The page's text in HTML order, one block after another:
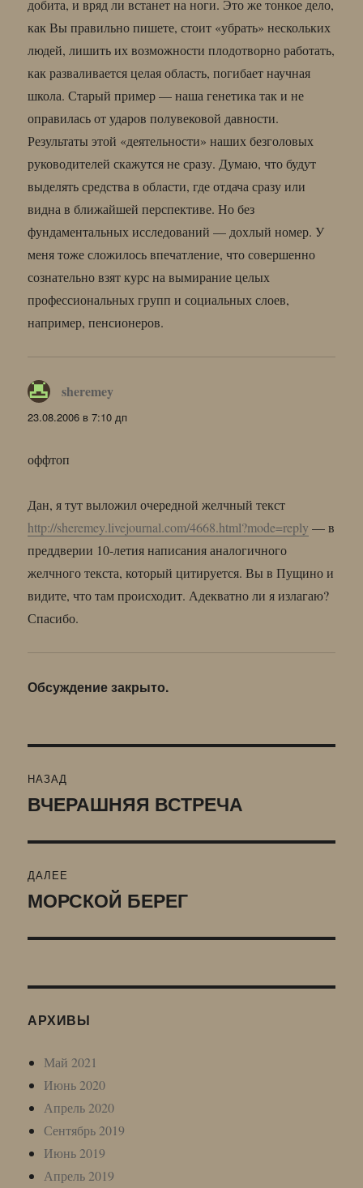
добита, и вряд ли встанет на ноги. Это же тонкое дело,
как Вы правильно пишете, стоит «убрать» нескольких
людей, лишить их возможности плодотворно работать,
как разваливается целая область, погибает научная
школа. Старый пример — наша генетика так и не
оправилась от ударов полувековой давности.
Результаты этой «деятельности» наших безголовых
руководителей скажутся не сразу. Думаю, что будут
выделять средства в области, где отдача сразу или
видна в ближайшей перспективе. Но без
фундаментальных исследований — дохлый номер. У
меня тоже сложилось впечатление, что совершенно
сознательно взят курс на вымирание целых
профессиональных групп и социальных слоев,
например, пенсионеров.
sheremey
23.08.2006 в 7:10 дп
оффтоп
Дан, я тут выложил очередной желчный текст
http://sheremey.livejournal.com/4668.html?mode=reply — в
преддверии 10-летия написания аналогичного
желчного текста, который цитируется. Вы в Пущино и
видите, что там происходит. Адекватно ли я излагаю?
Спасибо.
Обсуждение закрыто.
по
НАЗАД
Предыдущая
ВЧЕРАШНЯЯ ВСТРЕЧА
ДАЛЕЕ
Следующая
МОРСКОЙ БЕРЕГ
АРХИВЫ
Май 2021
Июнь 2020
Апрель 2020
Сентябрь 2019
Июнь 2019
Апрель 2019